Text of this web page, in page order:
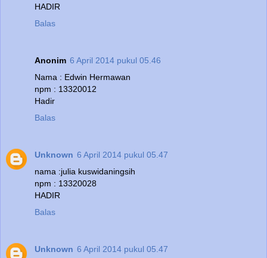
HADIR
Balas
Anonim 6 April 2014 pukul 05.46
Nama : Edwin Hermawan
npm : 13320012
Hadir
Balas
Unknown 6 April 2014 pukul 05.47
nama :julia kuswidaningsih
npm : 13320028
HADIR
Balas
Unknown 6 April 2014 pukul 05.47